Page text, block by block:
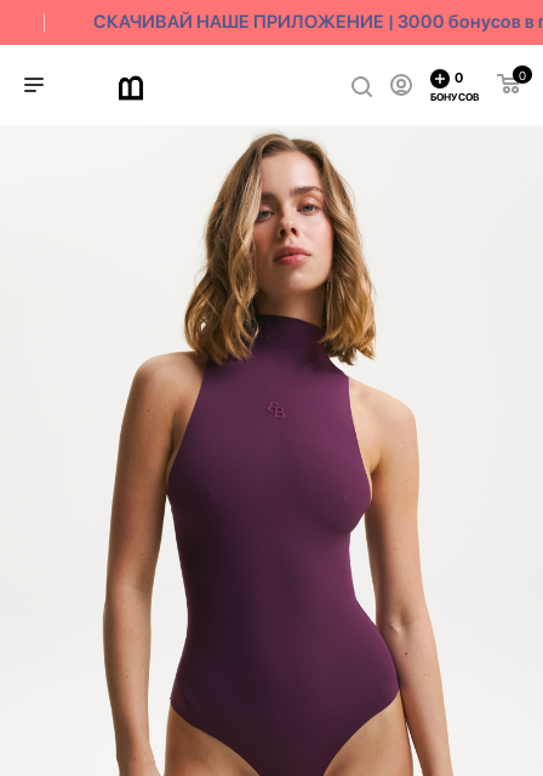
СКАЧИВАЙ НАШЕ ПРИЛОЖЕНИЕ | 3000 бонусов в
0
0
БОНУСОВ